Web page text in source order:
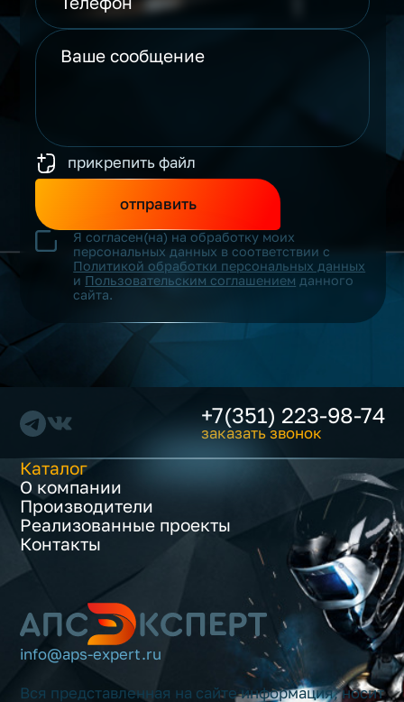
прикрепить файл
отправить
Я согласен(на) на обработку моих
персональных данных в соответствии с
Политикой обработки персональных данных
и Пользовательским соглашением данного
сайта.
+7(351) 223-98-74
заказать звонок
Каталог
О компании
Производители
Реализованные проекты
Контакты
info@aps-expert.ru
Вся представленная на сайте информация, носит